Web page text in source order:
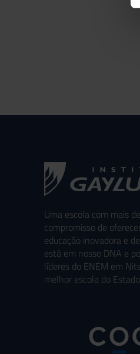
Uma escola com mais
compromisso de
educação inovadora e
está em nosso DNA e
líderes do ENEM em
melhor escola do